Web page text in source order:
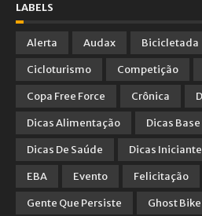
LABELS
Alerta Audax Bicicletada
Cicloturismo
Competição
Copa Free Force
Crônica
Dicas Alimentação
Dicas Base
Dicas De Saúde
Dicas
EBA
Evento Felicitação
Gente Que Persiste
Ghost Bike